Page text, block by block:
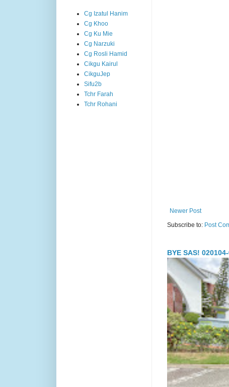
Newer Post
Subscribe to: Post
BYE SAS!
Cg Izatul Hanim
Cg Khoo
Cg Ku Mie
Cg Narzuki
Cg Rosli Hamid
Cikgu Kairul
CikguJep
Sifu2b
Tchr Farah
Tchr Rohani